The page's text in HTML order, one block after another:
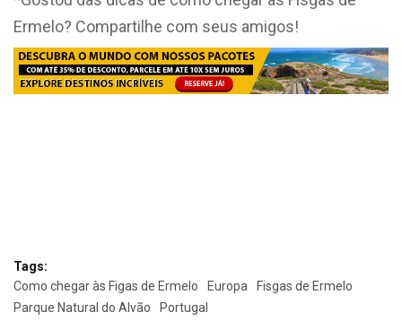
Ermelo? Compartilhe com seus amigos!
Tags:
Como chegar às Figas de Ermelo
Europa
Fisgas de Ermelo
Parque Natural do Alvão
Portugal